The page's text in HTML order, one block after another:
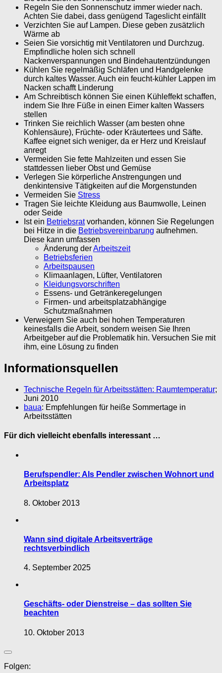
Regeln Sie den Sonnenschutz immer wieder nach.
Achten Sie dabei, dass genügend Tageslicht einfällt
Verzichten Sie auf Lampen. Diese geben zusätzlich
Wärme ab
Seien Sie vorsichtig mit Ventilatoren und Durchzug.
Empfindliche holen sich schnell
Nackenverspannungen und Bindehautentzündungen
Kühlen Sie regelmäßig Schläfen und Handgelenke
durch kaltes Wasser. Auch ein feucht-kühler Lappen im
Nacken schafft Linderung
Am Schreibtisch können Sie einen Kühleffekt schaffen,
indem Sie Ihre Füße in einen Eimer kalten Wassers
stellen
Trinken Sie reichlich Wasser (am besten ohne
Kohlensäure), Früchte- oder Kräutertees und Säfte.
Kaffee eignet sich weniger, da er Herz und Kreislauf
anregt
Vermeiden Sie fette Mahlzeiten und essen Sie
stattdessen lieber Obst und Gemüse
Verlegen Sie körperliche Anstrengungen und
denkintensive Tätigkeiten auf die Morgenstunden
Vermeiden Sie Stress
Tragen Sie leichte Kleidung aus Baumwolle, Leinen
oder Seide
Ist ein Betriebsratvorhanden, können Sie Regelungen
bei Hitze in die Betriebsvereinbarung aufnehmen.
Diese kann umfassen
Änderung derArbeitszeit
Betriebsferien
Arbeitspausen
Klimaanlagen, Lüfter, Ventilatoren
Kleidungsvorschriften
Essens- und Getränkeregelungen
Firmen- und arbeitsplatzabhängige
Schutzmaßnahmen
Verweigern Sie auch bei hohen Temperaturen
keinesfalls die Arbeit, sondern weisen Sie Ihren
Arbeitgeber auf die Problematik hin. Versuchen Sie mit
ihm, eine Lösung zu finden
Informationsquellen
Technische Regeln für Arbeitsstätten: Raumtemperatur;
Juni 2010
baua: Empfehlungen für heiße Sommertage in
Arbeitsstätten
Für dich vielleicht ebenfalls interessant …
Berufspendler: Als Pendler zwischen Wohnort und
Arbeitsplatz
8. Oktober 2013
Wann sind digitale Arbeitsverträge
rechtsverbindlich
4. September 2025
Geschäfts- oder Dienstreise – das sollten Sie
beachten
10. Oktober 2013
Folgen: